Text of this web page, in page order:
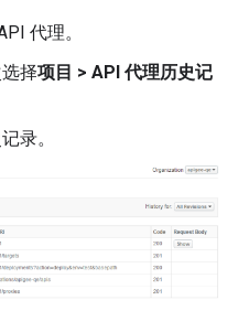
代理。
择项目 > API 代理历史记
录。